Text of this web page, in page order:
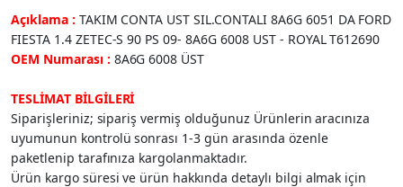
Açıklama : TAKIM CONTA UST SIL.CONTALI 8A6G 6051 DA FORD
FIESTA 1.4 ZETEC-S 90 PS 09- 8A6G 6008 UST - ROYAL T612690
OEM Numarası : 8A6G 6008 ÜST
TESLİMAT BİLGİLERİ
Siparişleriniz; sipariş vermiş olduğunuz Ürünlerin aracınıza
uyumunun kontrolü sonrası 1-3 gün arasında özenle
paketlenip tarafınıza kargolanmaktadır.
Ürün kargo süresi ve ürün hakkında detaylı bilgi almak için